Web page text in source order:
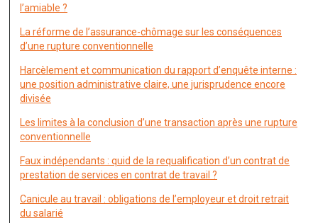
l’amiable ?
La réforme de l’assurance-chômage sur les conséquences
d’une rupture conventionnelle
Harcèlement et communication du rapport d’enquête interne :
une position administrative claire, une jurisprudence encore
divisée
Les limites à la conclusion d’une transaction après une rupture
conventionnelle
Faux indépendants : quid de la requalification d’un contrat de
prestation de services en contrat de travail ?
Canicule au travail : obligations de l’employeur et droit retrait
du salarié